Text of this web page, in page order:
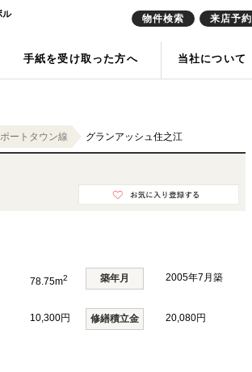
ル
リースバック
売会情報
手紙を受け取った方へ 当社について
ートタウン線 グランアッシュ住之江
78.75m2 築年月 2005年7月築
10,300円 修繕積立金 20,080円
物件検索 来店予約